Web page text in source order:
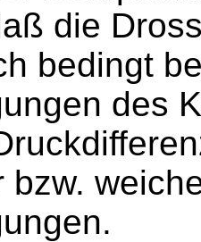
die
bedingt
des
bzw.